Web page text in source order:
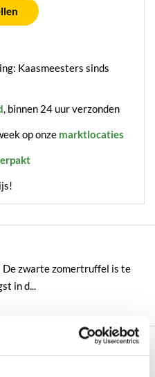
Kaasmeesters sinds
, binnen 24 uur verzonden
op onze marktlocaties
zwarte zomertruffel is te
in d...